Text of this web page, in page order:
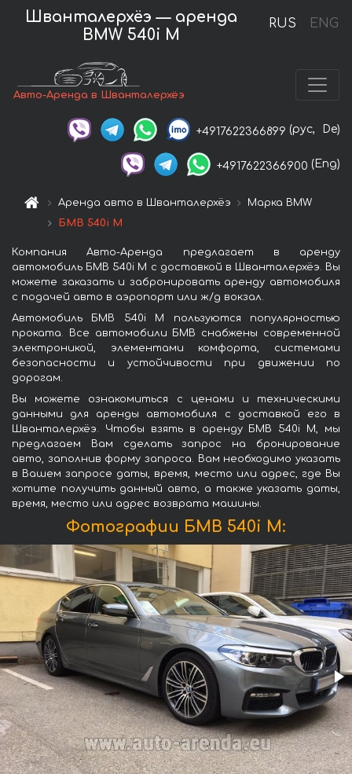
RUS ENG
Шванталерхёэ — аренда
BMW 540i M
Авто-Аренда в Шванталерхёэ
+4917622366899 (рус, De)
+4917622366900 (Eng)
Аренда авто в Шванталерхёэ
Марка BMW
БМВ 540i M
Компания Авто-Аренда предлагает в аренду
автомобиль БМВ 540i M с доставкой в Шванталерхёэ. Вы
можете заказать и забронировать аренду автомобиля
с подачей авто в аэропорт или ж/д вокзал.
Автомобиль БМВ 540i M пользуются популярностью
проката. Все автомобили БМВ снабжены современной
электроникой, элементами комфорта, системами
безопасности и устойчивости при движении по
дорогам.
Вы можете ознакомиться с ценами и техническими
данными для аренды автомобиля с доставкой его в
Шванталерхёэ. Чтобы взять в аренду БМВ 540i M, мы
предлагаем Вам сделать запрос на бронирование
авто, заполнив форму запроса. Вам необходимо указать
в Вашем запросе даты, время, место или адрес, где Вы
хотите получить данный авто, а также указать даты,
время, место или адрес возврата машины.
Фотографии БМВ 540i M: